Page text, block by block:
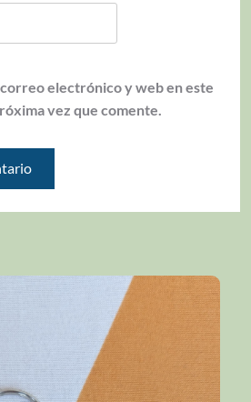
electrónico y web en este
vez que comente.